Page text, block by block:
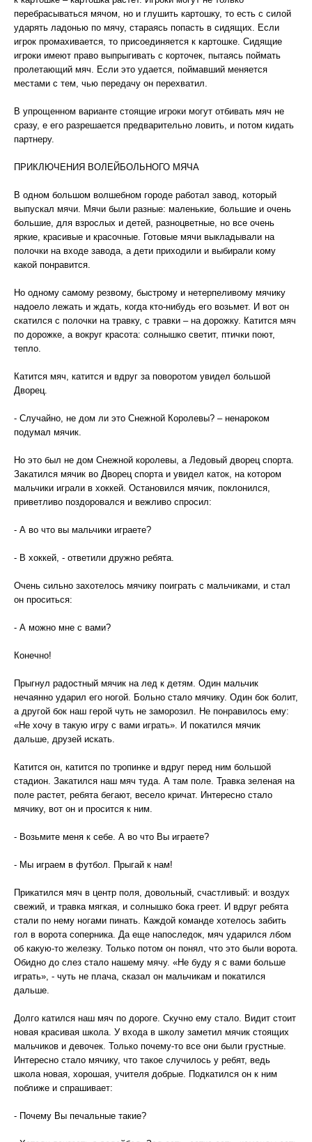
перебрасываться мячом, но и глушить картошку, то есть с силой
ударять ладонью по мячу, стараясь попасть в сидящих. Если
игрок промахивается, то присоединяется к картошке. Сидящие
игроки имеют право выпрыгивать с корточек, пытаясь поймать
пролетающий мяч. Если это удается, поймавший меняется
местами с тем, чью передачу он перехватил.
В упрощенном варианте стоящие игроки могут отбивать мяч не
сразу, е его разрешается предварительно ловить, и потом кидать
партнеру.
ПРИКЛЮЧЕНИЯ ВОЛЕЙБОЛЬНОГО МЯЧА
В одном большом волшебном городе работал завод, который
выпускал мячи. Мячи были разные: маленькие, большие и очень
большие, для взрослых и детей, разноцветные, но все очень
яркие, красивые и красочные. Готовые мячи выкладывали на
полочки на входе завода, а дети приходили и выбирали кому
какой понравится.
Но одному самому резвому, быстрому и нетерпеливому мячику
надоело лежать и ждать, когда кто-нибудь его возьмет. И вот он
скатился с полочки на травку, с травки – на дорожку. Катится мяч
по дорожке, а вокруг красота: солнышко светит, птички поют,
тепло.
Катится мяч, катится и вдруг за поворотом увидел большой
Дворец.
- Случайно, не дом ли это Снежной Королевы? – ненароком
подумал мячик.
Но это был не дом Снежной королевы, а Ледовый дворец спорта.
Закатился мячик во Дворец спорта и увидел каток, на котором
мальчики играли в хоккей. Остановился мячик, поклонился,
приветливо поздоровался и вежливо спросил:
- А во что вы мальчики играете?
- В хоккей, - ответили дружно ребята.
Очень сильно захотелось мячику поиграть с мальчиками, и стал
он проситься:
- А можно мне с вами?
Конечно!
Прыгнул радостный мячик на лед к детям. Один мальчик
нечаянно ударил его ногой. Больно стало мячику. Один бок болит,
а другой бок наш герой чуть не заморозил. Не понравилось ему:
«Не хочу в такую игру с вами играть». И покатился мячик
дальше, друзей искать.
Катится он, катится по тропинке и вдруг перед ним большой
стадион. Закатился наш мяч туда. А там поле. Травка зеленая на
поле растет, ребята бегают, весело кричат. Интересно стало
мячику, вот он и просится к ним.
- Возьмите меня к себе. А во что Вы играете?
- Мы играем в футбол. Прыгай к нам!
Прикатился мяч в центр поля, довольный, счастливый: и воздух
свежий, и травка мягкая, и солнышко бока греет. И вдруг ребята
стали по нему ногами пинать. Каждой команде хотелось забить
гол в ворота соперника. Да еще напоследок, мяч ударился лбом
об какую-то железку. Только потом он понял, что это были ворота.
Обидно до слез стало нашему мячу. «Не буду я с вами больше
играть», - чуть не плача, сказал он мальчикам и покатился
дальше.
Долго катился наш мяч по дороге. Скучно ему стало. Видит стоит
новая красивая школа. У входа в школу заметил мячик стоящих
мальчиков и девочек. Только почему-то все они были грустные.
Интересно стало мячику, что такое случилось у ребят, ведь
школа новая, хорошая, учителя добрые. Подкатился он к ним
поближе и спрашивает:
- Почему Вы печальные такие?